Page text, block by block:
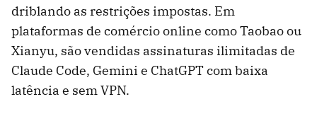
driblando as restrições impostas. Em
plataformas de comércio online como Taobao ou
Xianyu, são vendidas assinaturas ilimitadas de
Claude Code, Gemini e ChatGPT com baixa
latência e sem VPN.